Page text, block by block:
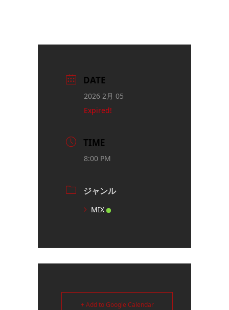
DATE
2026 2月 05
Expired!
TIME
8:00 PM
ジャンル
MIX
+ Add to Google Calendar